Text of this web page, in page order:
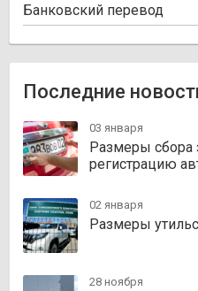
Банковский перевод
Последние
03 января
Размеры сбора
регистрацию
02 января
Размеры
28 ноября